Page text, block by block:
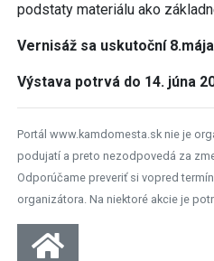
podstaty materiálu ako
Vernisáž sa uskutoční
Výstava potrvá do 14. júna
Portál www.kamdomesta.sk nie je
podujatí a preto nezodpovedá za
Odporúčame preveriť si vopred
organizátora. Na niektoré akcie je